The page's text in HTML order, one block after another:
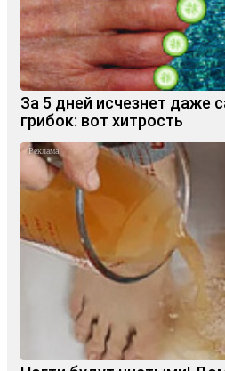
За 5 дней исчезнет даже
грибок: вот хитрость